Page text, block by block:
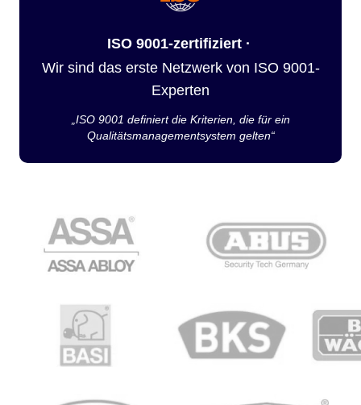
ISO 9001-zertifiziert ·
Wir sind das erste Netzwerk von ISO 9001-
Experten
„ISO 9001 definiert die Kriterien, die für ein
Qualitätsmanagementsystem gelten“